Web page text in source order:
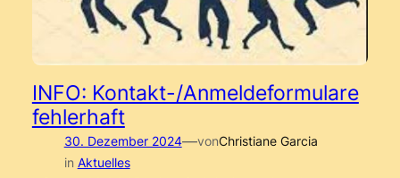
INFO: Kontakt-/Anmeldeformulare
fehlerhaft
30. Dezember 2024—vonChristiane Garcia
in Aktuelles